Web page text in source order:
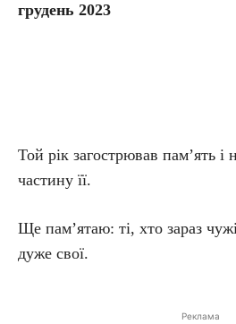
грудень 2023
Той рік загострював пам’ять і
частину її.
Ще пам’ятаю: ті, хто зараз
дуже свої.
Реклама